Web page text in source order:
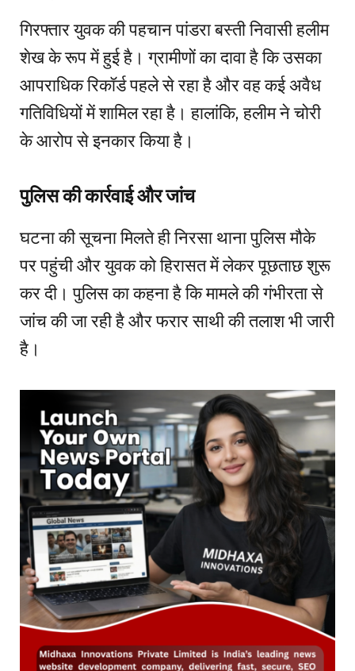
गिरफ्तार युवक की पहचान पांडरा बस्ती निवासी हलीम
शेख के रूप में हुई है। ग्रामीणों का दावा है कि उसका
आपराधिक रिकॉर्ड पहले से रहा है और वह कई अवैध
गतिविधियों में शामिल रहा है। हालांकि, हलीम ने चोरी
के आरोप से इनकार किया है।
पुलिस की कार्रवाई और जांच
घटना की सूचना मिलते ही निरसा थाना पुलिस मौके
पर पहुंची और युवक को हिरासत में लेकर पूछताछ शुरू
कर दी। पुलिस का कहना है कि मामले की गंभीरता से
जांच की जा रही है और फरार साथी की तलाश भी जारी
है।